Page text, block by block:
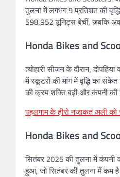
तुलना में लगभग 9 प्रतिशत की
598,952 यूनिट्स बेचीं, जबकि
Honda Bikes and
त्योहारी सीजन के दौरान,
में स्कूटरों की मांग में वृद्धि का
की क्रय शक्ति बढ़ी और कंपनी की
पहलगाम के हीरो नजाकत अली को
Honda Bikes and
सितंबर 2025 की तुलना में कंपनी
हुआ, जो सितंबर की तुलना में कम